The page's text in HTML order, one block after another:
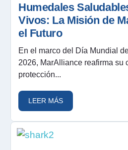
Humedales
Vivos: La Misión de
el Futuro
En el marco del Día Mundial
2026, MarAlliance reafirma su
protección...
LEER MÁS